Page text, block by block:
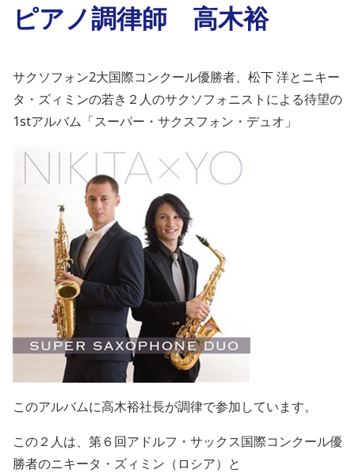
ピアノ調律師 高木裕
サクソフォン2大国際コンクール優勝者、松下 洋とニキー
タ・ズィミンの若き２人のサクソフォニストによる待望の
1stアルバム「スーパー・サクスフォン・デュオ」
このアルバムに高木裕社長が調律で参加しています。
この２人は、第６回アドルフ・サックス国際コンクール優
勝者のニキータ・ズィミン（ロシア）と